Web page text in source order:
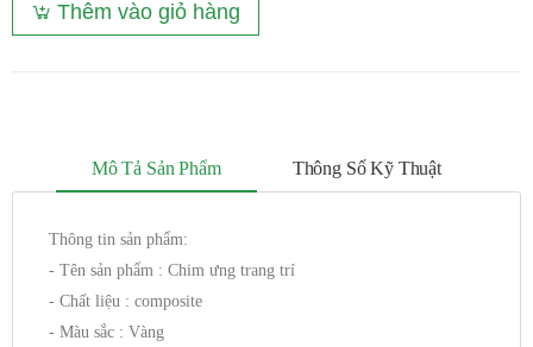
Thêm vào giỏ hàng
Mô Tả Sản Phẩm Thông Số Kỹ Thuật
Thông tin sản phẩm:
- Tên sản phẩm : Chim ưng trang trí
- Chất liệu : composite
- Màu sắc : Vàng